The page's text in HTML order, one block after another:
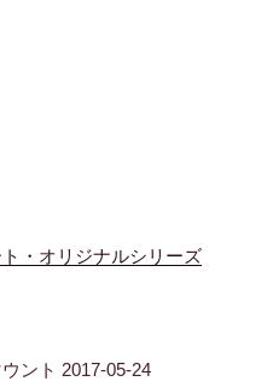
・オリジナルシリーズ
ント 2017-05-24